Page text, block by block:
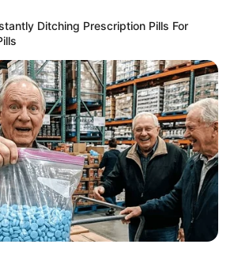
2565
Ditching Prescription Pills For